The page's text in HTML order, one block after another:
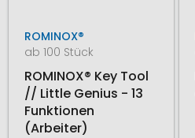
ROMINOX®
ab 100 Stück
ROMINOX® Key Tool
// Little Genius - 13
Funktionen
(Arbeiter)